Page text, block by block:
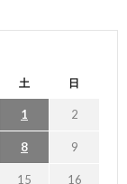
土 日
1 2
8 9
15 16